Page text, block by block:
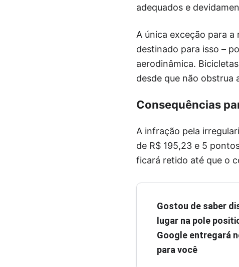
adequados e
A única exceção para
destinado para isso –
aerodinâmica.
desde que não obstrua
Consequências
A infração pela
de R$ 195,23 e 5
ficará retido até que o
Gostou de saber
lugar na pole
Google entregará
para você